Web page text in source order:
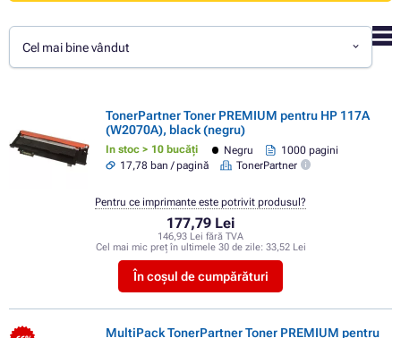
Cel mai bine vândut
TonerPartner Toner PREMIUM pentru HP 117A
(W2070A), black (negru)
In stoc > 10 bucăți Negru
1000 pagini
17,78 ban / pagină
TonerPartner
177,79 Lei
146,93 Lei fără TVA
Cel mai mic preț în ultimele 30 de zile: 33,52 Lei
În coșul de cumpărături
Pentru ce imprimante este potrivit produsul?
MultiPack TonerPartner Toner PREMIUM pentru